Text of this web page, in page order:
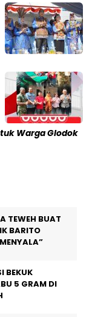
Warga Glodok
TEWEH BUAT
BARITO
BEKUK
5 GRAM DI